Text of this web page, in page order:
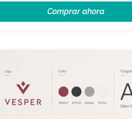
Comprar ahora